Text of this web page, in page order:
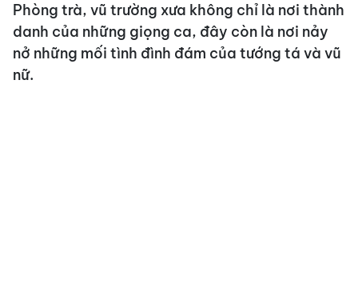
Phòng trà, vũ trường xưa không chỉ là nơi thành
danh của những giọng ca, đây còn là nơi nảy
nở những mối tình đình đám của tướng tá và vũ
nữ.